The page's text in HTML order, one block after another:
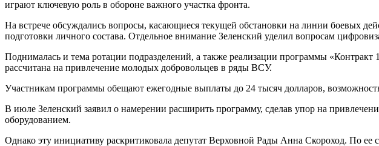
играют ключевую роль в обороне важного участка фронта.
На встрече обсуждались вопросы, касающиеся текущей обстановки на линии боевых
подготовки личного состава. Отдельное внимание Зеленский уделил вопросам
Поднималась и тема ротации подразделений, а также реализации программы
рассчитана на привлечение молодых добровольцев в ряды ВСУ.
Участникам программы обещают ежегодные выплаты до 24 тысяч долларов,
В июле Зеленский заявил о намерении расширить программу, сделав упор на
оборудованием.
Однако эту инициативу раскритиковала депутат Верховной Рады Анна Скороход. По